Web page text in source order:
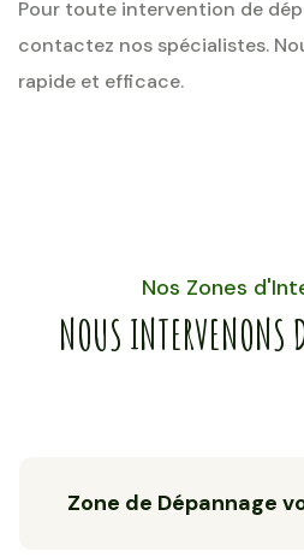
Pour toute intervention de
contactez nos spécialistes.
rapide et efficace.
Nos Zones
NOUS INTERVENONS
Zone de Dépannage